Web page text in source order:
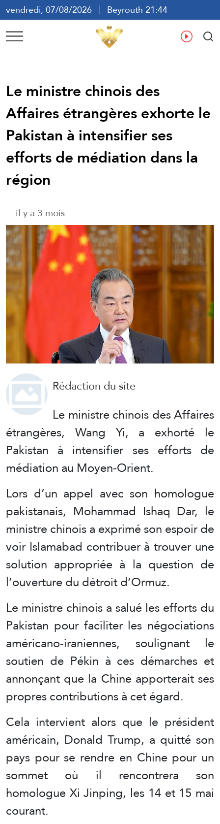
vendredi, 07/08/2026
Beyrouth 21:44
ع
Le ministre chinois des
Affaires étrangères exhorte le
Pakistan à intensifier ses
efforts de médiation dans la
région
il y a 3 mois
Rédaction du site
Le ministre chinois des Affaires
étrangères, Wang Yi, a exhorté le
Pakistan à intensifier ses efforts de
médiation au Moyen-Orient.
Lors d’un appel avec son homologue
pakistanais, Mohammad Ishaq Dar, le
ministre chinois a exprimé son espoir de
voir Islamabad contribuer à trouver une
solution appropriée à la question de
l’ouverture du détroit d’Ormuz.
Le ministre chinois a salué les efforts du
Pakistan pour faciliter les négociations
américano-iraniennes, soulignant le
soutien de Pékin à ces démarches et
annonçant que la Chine apporterait ses
propres contributions à cet égard.
Cela intervient alors que le président
américain, Donald Trump, a quitté son
pays pour se rendre en Chine pour un
sommet où il rencontrera son
homologue Xi Jinping, les 14 et 15 mai
courant.